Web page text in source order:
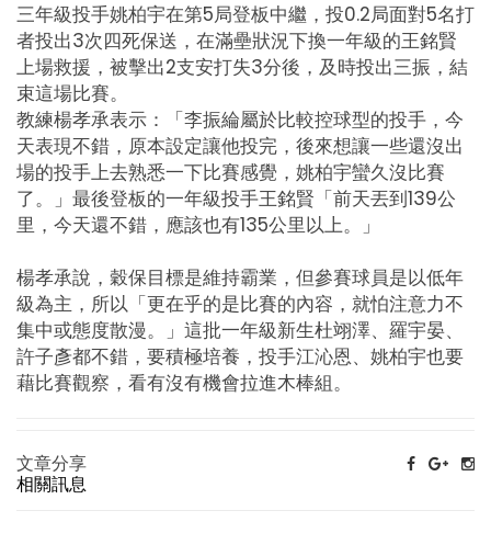
三年級投手姚柏宇在第5局登板中繼，投0.2局面對5名打
者投出3次四死保送，在滿壘狀況下換一年級的王銘賢
上場救援，被擊出2支安打失3分後，及時投出三振，結
束這場比賽。
教練楊孝承表示：「李振綸屬於比較控球型的投手，今
天表現不錯，原本設定讓他投完，後來想讓一些還沒出
場的投手上去熟悉一下比賽感覺，姚柏宇蠻久沒比賽
了。」最後登板的一年級投手王銘賢「前天丟到139公
里，今天還不錯，應該也有135公里以上。」
楊孝承說，穀保目標是維持霸業，但參賽球員是以低年
級為主，所以「更在乎的是比賽的內容，就怕注意力不
集中或態度散漫。」這批一年級新生杜翊澤、羅宇晏、
許子彥都不錯，要積極培養，投手江沁恩、姚柏宇也要
藉比賽觀察，看有沒有機會拉進木棒組。
文章分享
相關訊息